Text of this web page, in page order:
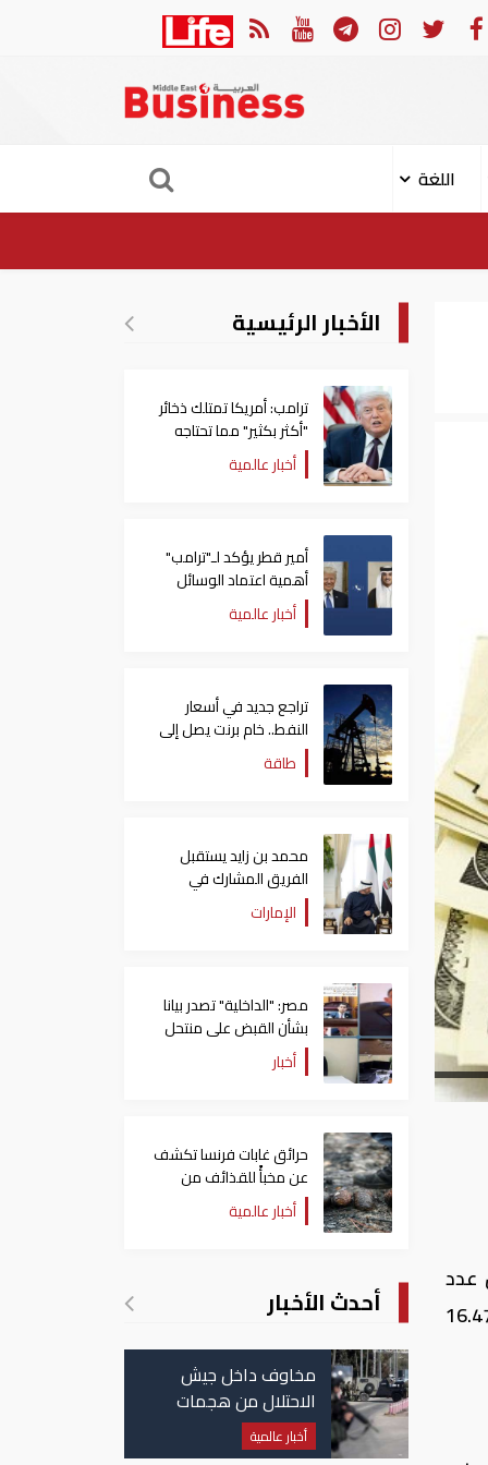
اللغة
عن عدد
في مصر في مقدمتها البنك الأهلى المصري، وسجل 16.37 جنيه للشراء، و 16.47
الأخبار الرئيسية
ترامب: أمريكا تمتلك ذخائر
"أكثر بكثير" مما تحتاجه
أخبار عالمية
أمير قطر يؤكد لـ"ترامب"
أهمية اعتماد الوسائل
الدبلوماسية لمعالجة
القضايا
أخبار عالمية
تراجع جديد في أسعار
النفط.. خام برنت يصل إلى
80.66 دولاراً للبرميل
طاقة
محمد بن زايد يستقبل
الفريق المشارك في
ويتبادل الأحاديث الودية
الإمارات
مصر: "الداخلية" تصدر بيانا
بشأن القبض على منتحل
صفة قاضي للاستيلاء على
المواطنين
أخبار
حرائق غابات فرنسا تكشف
عن مخبأً للقذائف من
الحرب العالمية الثانية
أخبار عالمية
أحدث الأخبار
مخاوف داخل جيش
الاحتلال من هجمات
للمليشيات الإيرانية في
العراق
أخبار عالمية